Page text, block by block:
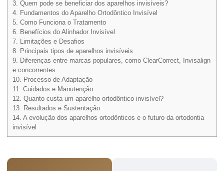
3. Quem pode se beneficiar dos aparelhos invisíveis?
4. Fundamentos do Aparelho Ortodôntico Invisível
5. Como Funciona o Tratamento
6. Benefícios do Alinhador Invisível
7. Limitações e Desafios
8. Principais tipos de aparelhos invisíveis
9. Diferenças entre marcas populares, como ClearCorrect, Invisalign
e concorrentes
10. Processo de Adaptação
11.
Cuidados e Manutenção
12. Quanto custa um aparelho ortodôntico invisível?
13. Resultados e Sustentação
14. A evolução dos aparelhos ortodônticos e o futuro da ortodontia
invisível